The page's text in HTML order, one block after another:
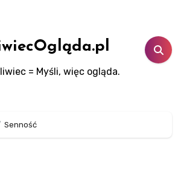
= Myśli, więc ogląda.
Senność